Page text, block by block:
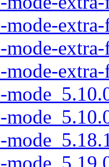
mode-
mode-
mode-